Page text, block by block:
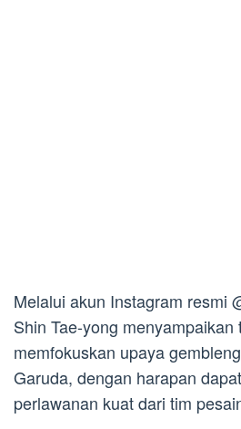
Melalui akun Instagram resmi
Shin Tae-yong
memfokuskan upaya
Garuda, dengan harapan
perlawanan kuat dari tim